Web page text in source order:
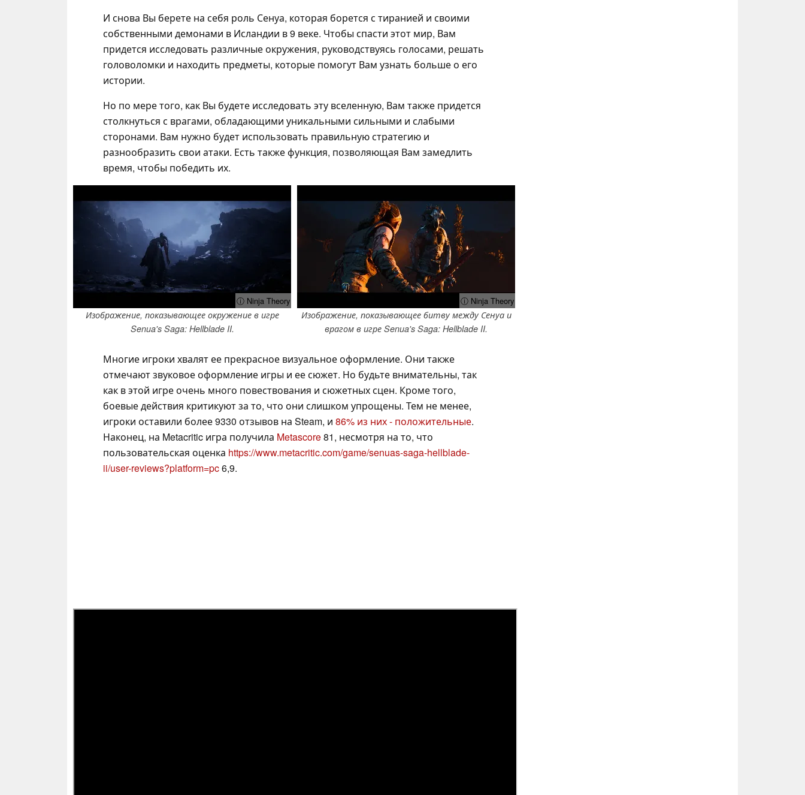
И снова Вы берете на себя роль Сенуа, которая борется с тиранией и своими
собственными демонами в Исландии в 9 веке. Чтобы спасти этот мир, Вам
придется исследовать различные окружения, руководствуясь голосами, решать
головоломки и находить предметы, которые помогут Вам узнать больше о его
истории.
Но по мере того, как Вы будете исследовать эту вселенную, Вам также придется
столкнуться с врагами, обладающими уникальными сильными и слабыми
сторонами. Вам нужно будет использовать правильную стратегию и
разнообразить свои атаки. Есть также функция, позволяющая Вам замедлить
время, чтобы победить их.
ⓘ Ninja Theory
Изображение, показывающее окружение в игре
Senua's Saga: Hellblade II.
ⓘ Ninja Theory
Изображение, показывающее битву между Сенуа и
врагом в игре Senua's Saga: Hellblade II.
Многие игроки хвалят ее прекрасное визуальное оформление. Они также
отмечают звуковое оформление игры и ее сюжет. Но будьте внимательны, так
как в этой игре очень много повествования и сюжетных сцен. Кроме того,
боевые действия критикуют за то, что они слишком упрощены. Тем не менее,
игроки оставили более 9330 отзывов на Steam, и 86% из них - положительные.
Наконец, на Metacritic игра получила Metascore81, несмотря на то, что
пользовательская оценка https://www.metacritic.com/game/senuas-saga-hellblade-
ii/user-reviews?platform=pc6,9.